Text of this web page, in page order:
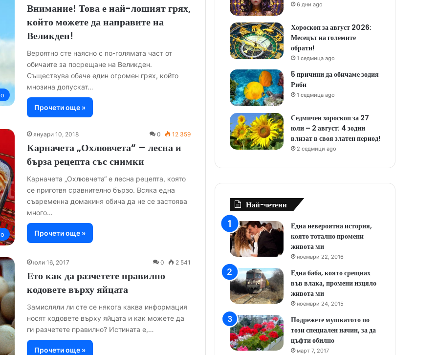
Внимание! Това е най-лошият грях,
който можете да направите на
Великден!
Вероятно сте наясно с по-голямата част от
обичаите за посрещане на Великден.
Съществува обаче един огромен грях, който
мнозина допускат…
Прочети още »
януари 10, 2018 0 12 359
Карначета „Охлювчета“ – лесна и
бърза рецепта със снимки
Карначета „Охлювчета“ е лесна рецепта, която
се приготвя сравнително бързо. Всяка една
съвременна домакиня обича да не се застоява
много…
Прочети още »
юли 16, 2017 0 2 541
Ето как да разчетете правилно
кодовете върху яйцата
Замисляли ли сте се някога каква информация
носят кодовете върху яйцата и как можете да
ги разчетете правилно? Истината е,…
Прочети още »
6 дни ago
Хороскоп за август 2026:
Месецът на големите
обрати!
1 седмица ago
5 причини да обичаме зодия
Риби
1 седмица ago
Седмичен хороскоп за 27
юли – 2 август: 4 зодии
влизат в своя златен период!
2 седмици ago
Най-четени
Една невероятна история,
която тотално промени
живота ми
ноември 22, 2016
Една баба, която срещнах
във влака, промени изцяло
живота ми
ноември 24, 2015
Подрежете мушкатото по
този специален начин, за да
цъфти обилно
март 7, 2017